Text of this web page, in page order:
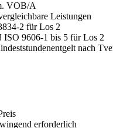
VOB/A
Leistungen
2 für Los 2
9606-1 bis 5 für Los 2
nach
erforderlich